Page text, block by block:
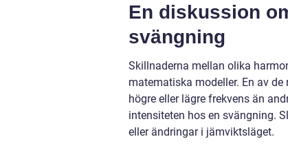
En diskussion
svängning
Skillnaderna mellan olika
matematiska modeller. En av
högre eller lägre frekvens än
intensiteten hos en svängning.
eller ändringar i jämviktsläget.